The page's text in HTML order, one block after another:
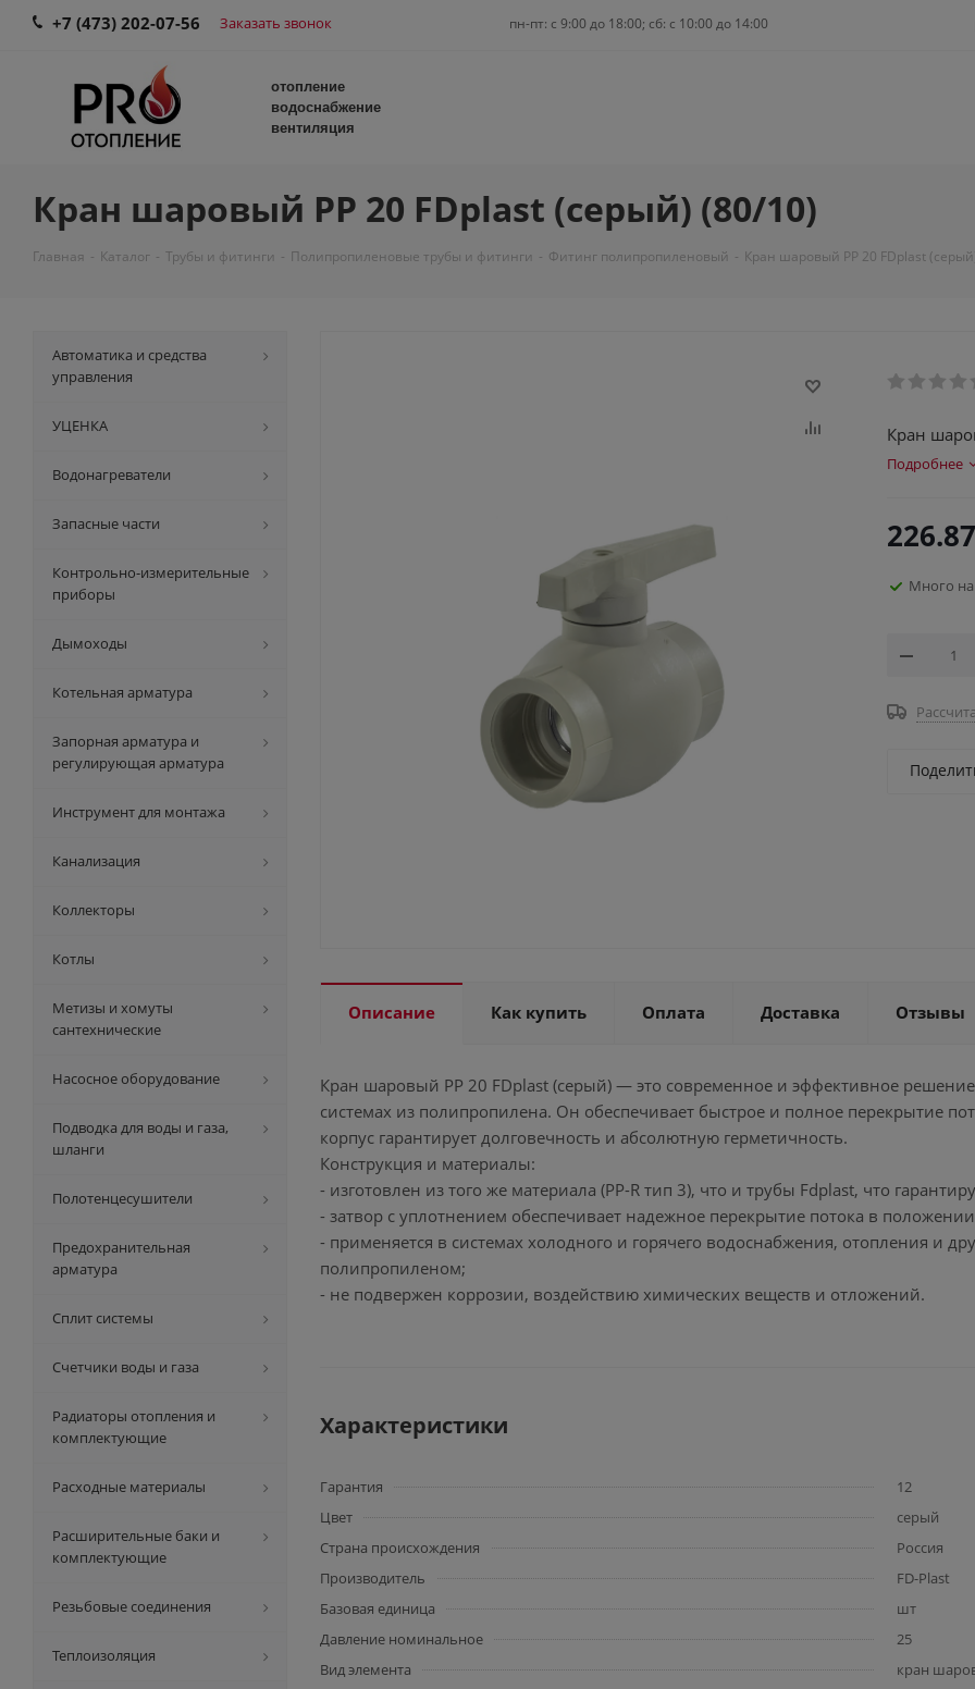
+7 (473) 202-07-56 Заказать звонок пн-пт: c 9:00 до 18:00; сб: с 10:00 до 14:00
отопление
водоснабжение
вентиляция
Кран шаровый PP 20 FDplast (серый) (80/10)
Главная - Каталог - Трубы и фитинги - Полипропиленовые трубы и фитинги - Фитинг полипропиленовый - Кран шаровый PP 20 FDplast
Кран
Подробнее
226.87
Много на
Описание Как купить Оплата Доставка Отзывы
Кран шаровый PP 20 FDplast (серый) — это современное и эффективное
системах из полипропилена. Он обеспечивает быстрое и полное перекрытие
корпус гарантирует долговечность и абсолютную герметичность.
Конструкция и материалы:
- изготовлен из того же материала (PP-R тип 3), что и трубы Fdplast, что
- затвор с уплотнением обеспечивает надежное перекрытие потока в
- применяется в системах холодного и горячего водоснабжения, отопления и
полипропиленом;
- не подвержен коррозии, воздействию химических веществ и отложений.
Характеристики
Гарантия
12
Цвет
серый
Страна происхождения
Россия
Производитель
FD-Plast
Базовая единица
шт
Давление номинальное
25
Вид элемента
кран
Автоматика и средства
управления
УЦЕНКА
Водонагреватели
Запасные части
Контрольно-измерительные
приборы
Дымоходы
Котельная арматура
Запорная арматура и
регулирующая арматура
Инструмент для монтажа
Канализация
Коллекторы
Котлы
Метизы и хомуты
сантехнические
Насосное оборудование
Подводка для воды и газа,
шланги
Полотенцесушители
Предохранительная
арматура
Сплит системы
Счетчики воды и газа
Радиаторы отопления и
комплектующие
Расходные материалы
Расширительные баки и
комплектующие
Резьбовые соединения
Теплоизоляция